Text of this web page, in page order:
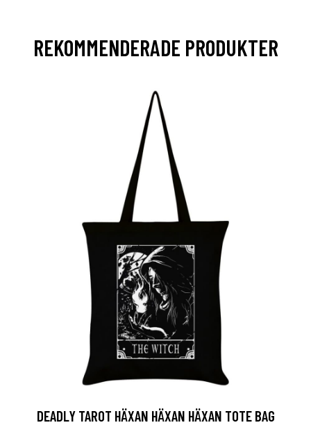
REKOMMENDERADE PRODUKTER
DEADLY TAROT HÄXAN HÄXAN HÄXAN TOTE BAG